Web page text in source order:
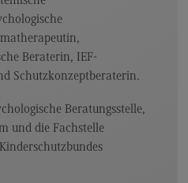
Beraterin, IEF-
Schutzkonzeptberaterin.
Beratungsstelle,
und die Fachstelle